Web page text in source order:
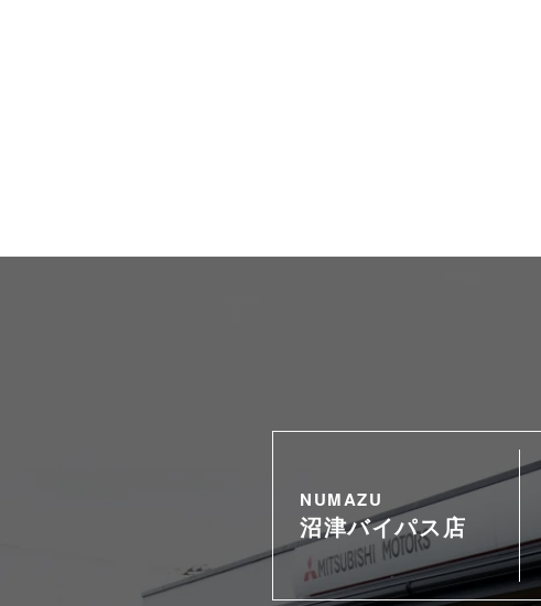
NUMAZU
沼津バイパス店